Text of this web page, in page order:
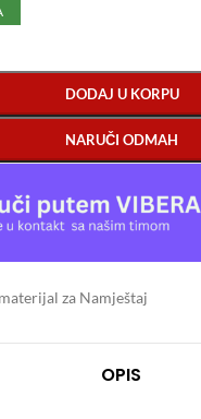
DODAJ U KORPU
NARUČI ODMAH
za Namještaj
OPIS